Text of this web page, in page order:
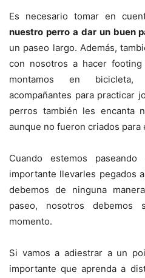
Es necesario tomar en
nuestro perro a dar un buen
un paseo largo. Además,
con nosotros a hacer footing
montamos en
acompañantes para practicar
perros también les encanta
aunque no fueron criados para
Cuando estemos
importante llevarles pegados
debemos de ninguna
paseo, nosotros
momento.
Si vamos a adiestrar a un
importante que aprenda a